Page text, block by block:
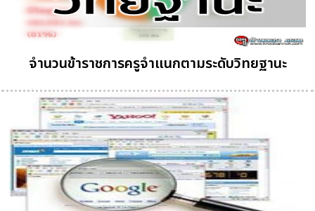
จำนวนข้าราชการครูจำแนกตามระดับวิทยฐานะ